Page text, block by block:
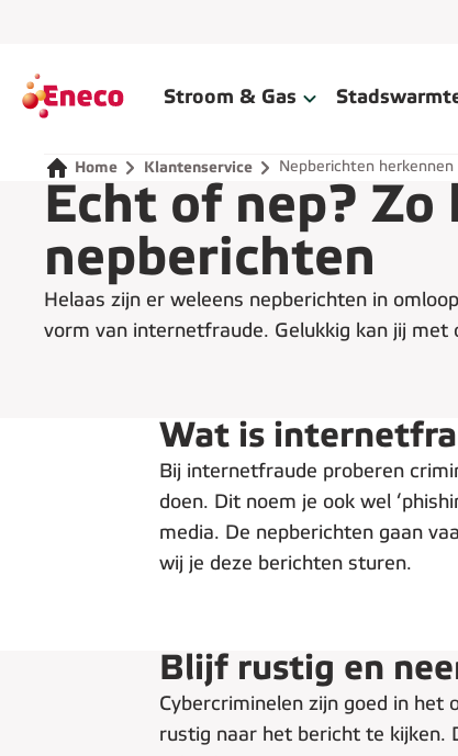
Home Stroom & Gas
Home Klantenservice Nepberichten herkennen
Echt of nep? Zo
nepberichten
Helaas zijn er weleens nepberichten in
vorm van internetfraude. Gelukkig kan jij
Wat is
Bij internetfraude proberen
doen. Dit noem je ook wel
media. De nepberichten gaan
wij je deze berichten sturen.
Blijf rustig en
Cybercriminelen zijn goed in het
rustig naar het bericht te kijken.